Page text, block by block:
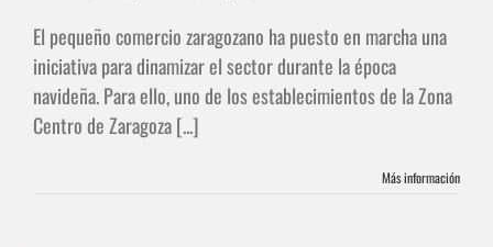
El pequeño comercio zaragozano ha puesto en marcha una
iniciativa para dinamizar el sector durante la época
navideña. Para ello, uno de los establecimientos de la Zona
Centro de Zaragoza [...]
Más información